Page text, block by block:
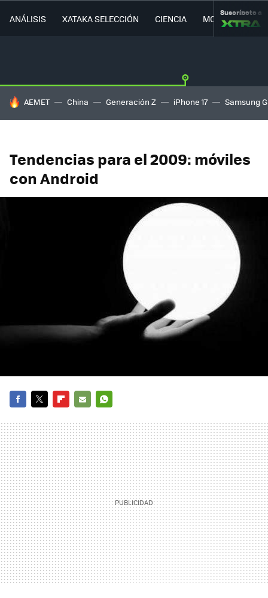
ANÁLISIS XATAKA SELECCIÓN CIENCIA MOVILIDAD
Suscríbete a
HOY SE HABLA DE
AEMET China Generación Z iPhone 17 Samsung
Tendencias para el 2009: móviles
con Android
MAIL